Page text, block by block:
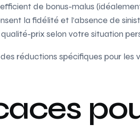
de bonus-malus
la fidélité et l’absence de
prix selon votre situation
réductions spécifiques pour